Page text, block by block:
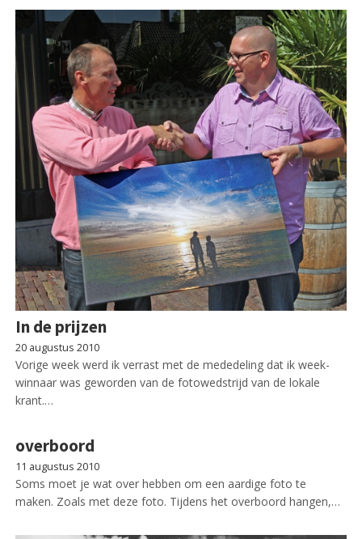
In de prijzen
20 augustus 2010
Vorige week werd ik verrast met de mededeling dat ik week-
winnaar was geworden van de fotowedstrijd van de lokale
krant.…
overboord
11 augustus 2010
Soms moet je wat over hebben om een aardige foto te
maken. Zoals met deze foto. Tijdens het overboord hangen,…